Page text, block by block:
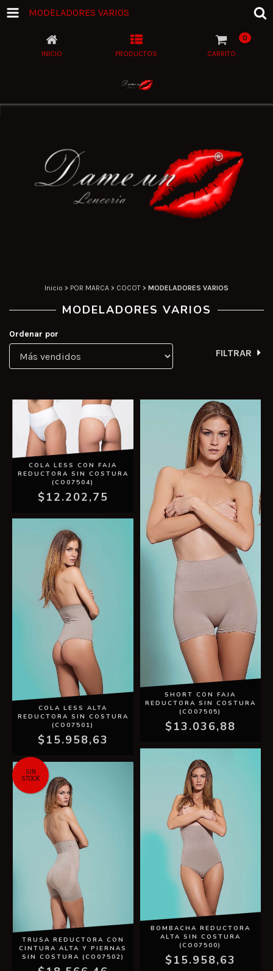
MODELADORES VARIOS
INICIO PRODUCTOS CARRITO
0
Inicio > POR MARCA > COCOT > MODELADORES VARIOS
MODELADORES VARIOS
Ordenar por
FILTRAR
COLA LESS CON FAJA
REDUCTORA SIN COSTURA
(CO07504)
$12.202,75
SHORT CON FAJA
REDUCTORA SIN COSTURA
(CO07505)
$13.036,88
COLA LESS ALTA
REDUCTORA SIN COSTURA
(CO07501)
$15.958,63
BOMBACHA REDUCTORA
ALTA SIN COSTURA
(CO07500)
$15.958,63
SIN
STOCK
TRUSA REDUCTORA CON
CINTURA ALTA Y PIERNAS
SIN COSTURA (CO07502)